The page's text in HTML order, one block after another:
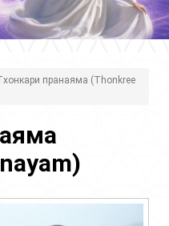
пранаяма (Thonkree